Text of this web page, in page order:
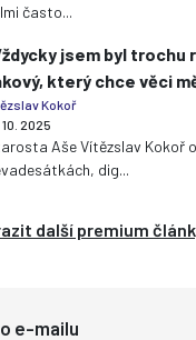
často...
jsem byl trochu
který chce věci
Kokoř
10. 2025
Aše Vítězslav Kokoř
dig...
další premium
e-mailu